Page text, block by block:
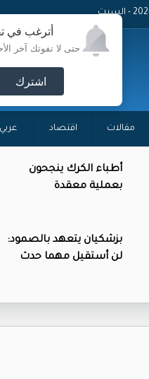
أترغب في
حتى لا تفوتك آخر
اشترك
مقالات اقتصاد
أطباء الكرك ينجحون
بعملية معقدة
بزشكيان يتعهد بالصمود:
لن أستقيل مهما حدث